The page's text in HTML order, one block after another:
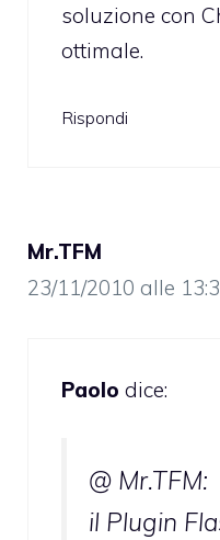
soluzione con
ottimale.
Rispondi
Mr.TFM
23/11/2010 alle
Paolo dice:
@ Mr.TFM:
il Plugin